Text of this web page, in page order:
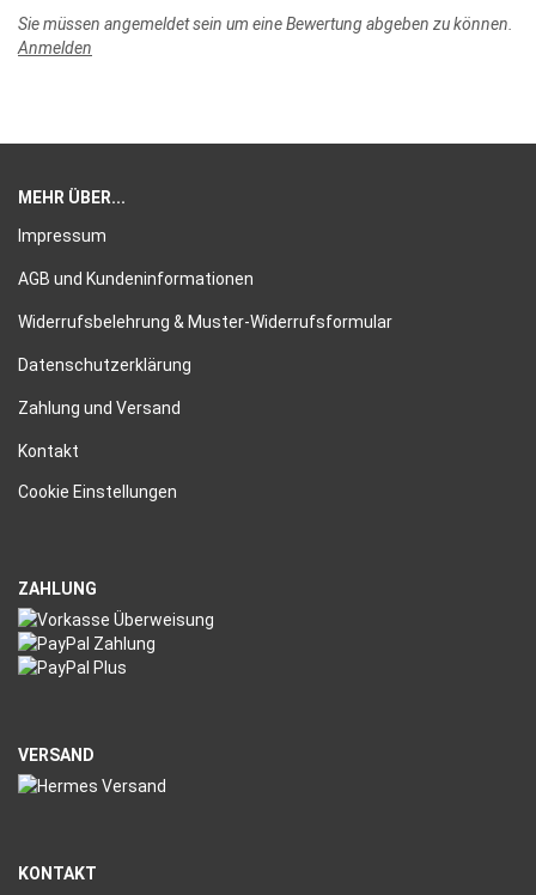
Sie müssen angemeldet sein um eine Bewertung abgeben zu können.
Anmelden
MEHR ÜBER...
Impressum
AGB und Kundeninformationen
Widerrufsbelehrung & Muster-Widerrufsformular
Datenschutzerklärung
Zahlung und Versand
Kontakt
Cookie Einstellungen
ZAHLUNG
VERSAND
KONTAKT